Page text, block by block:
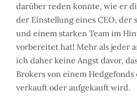
darüber reden konnte, wie er
der Einstellung eines CEO, der
und einem starken Team im
vorbereitet hat! Mehr als jeder
ich daher keine Angst davor,
Brokers von einem
verkauft oder aufgekauft wird.